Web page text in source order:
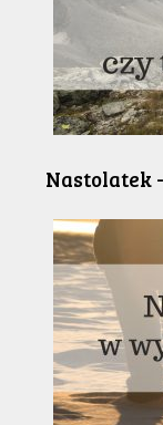
Nastolatek